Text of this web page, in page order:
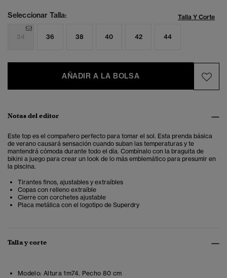
Seleccionar Talla: Talla Y Corte
34 36 38 40 42 44
AÑADIR A LA BOLSA
Notas del editor
Este top es el compañero perfecto para tomar el sol. Esta prenda básica
de verano causará sensación cuando suban las temperaturas y te
mantendrá cómoda durante todo el día. Combínalo con la braguita de
bikini a juego para crear un look de lo más emblemático para presumir en
la piscina.
Tirantes finos, ajustables y extraíbles
Copas con relleno extraíble
Cierre con corchetes ajustable
Placa metálica con el logotipo de Superdry
Talla y corte
Modelo: Altura 1m74. Pecho 80 cm